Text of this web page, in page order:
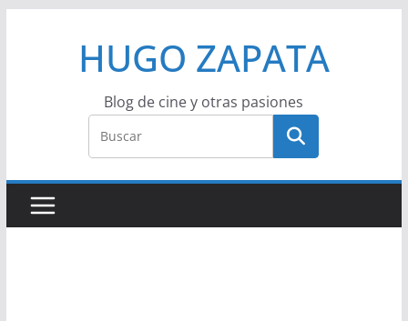
HUGO ZAPATA
Blog de cine y otras pasiones